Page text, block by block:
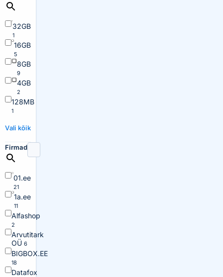
32GB
1
16GB
5
8GB
9
4GB
2
128MB
1
Vali kõik
Firmad
01.ee
21
1a.ee
11
Alfashop
2
Arvutitark
OÜ 6
BIGBOX.EE
18
Datafox